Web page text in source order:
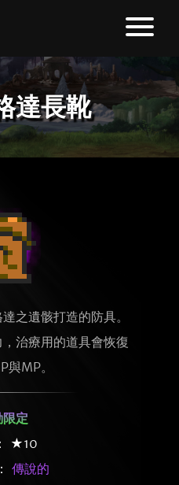
達長靴
之遺骸打造的防具。
治療用的道具會恢復
與MP。
定
★10
傳說的